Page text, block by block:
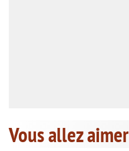
Vous allez aimer